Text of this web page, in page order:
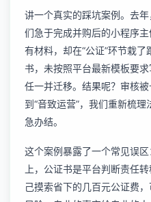
讲一个真实的踩坑案例。去
们急于完成并购后的小程序
有材料，却在“公证”环节栽
书，未按照平台最新模板要
任一并迁移。结果呢？审核
到“音致运营”，我们重新梳
急办结。
这个案例暴露了一个常见误
上，公证书是平台判断责任
己摸索省下的几百元公证费